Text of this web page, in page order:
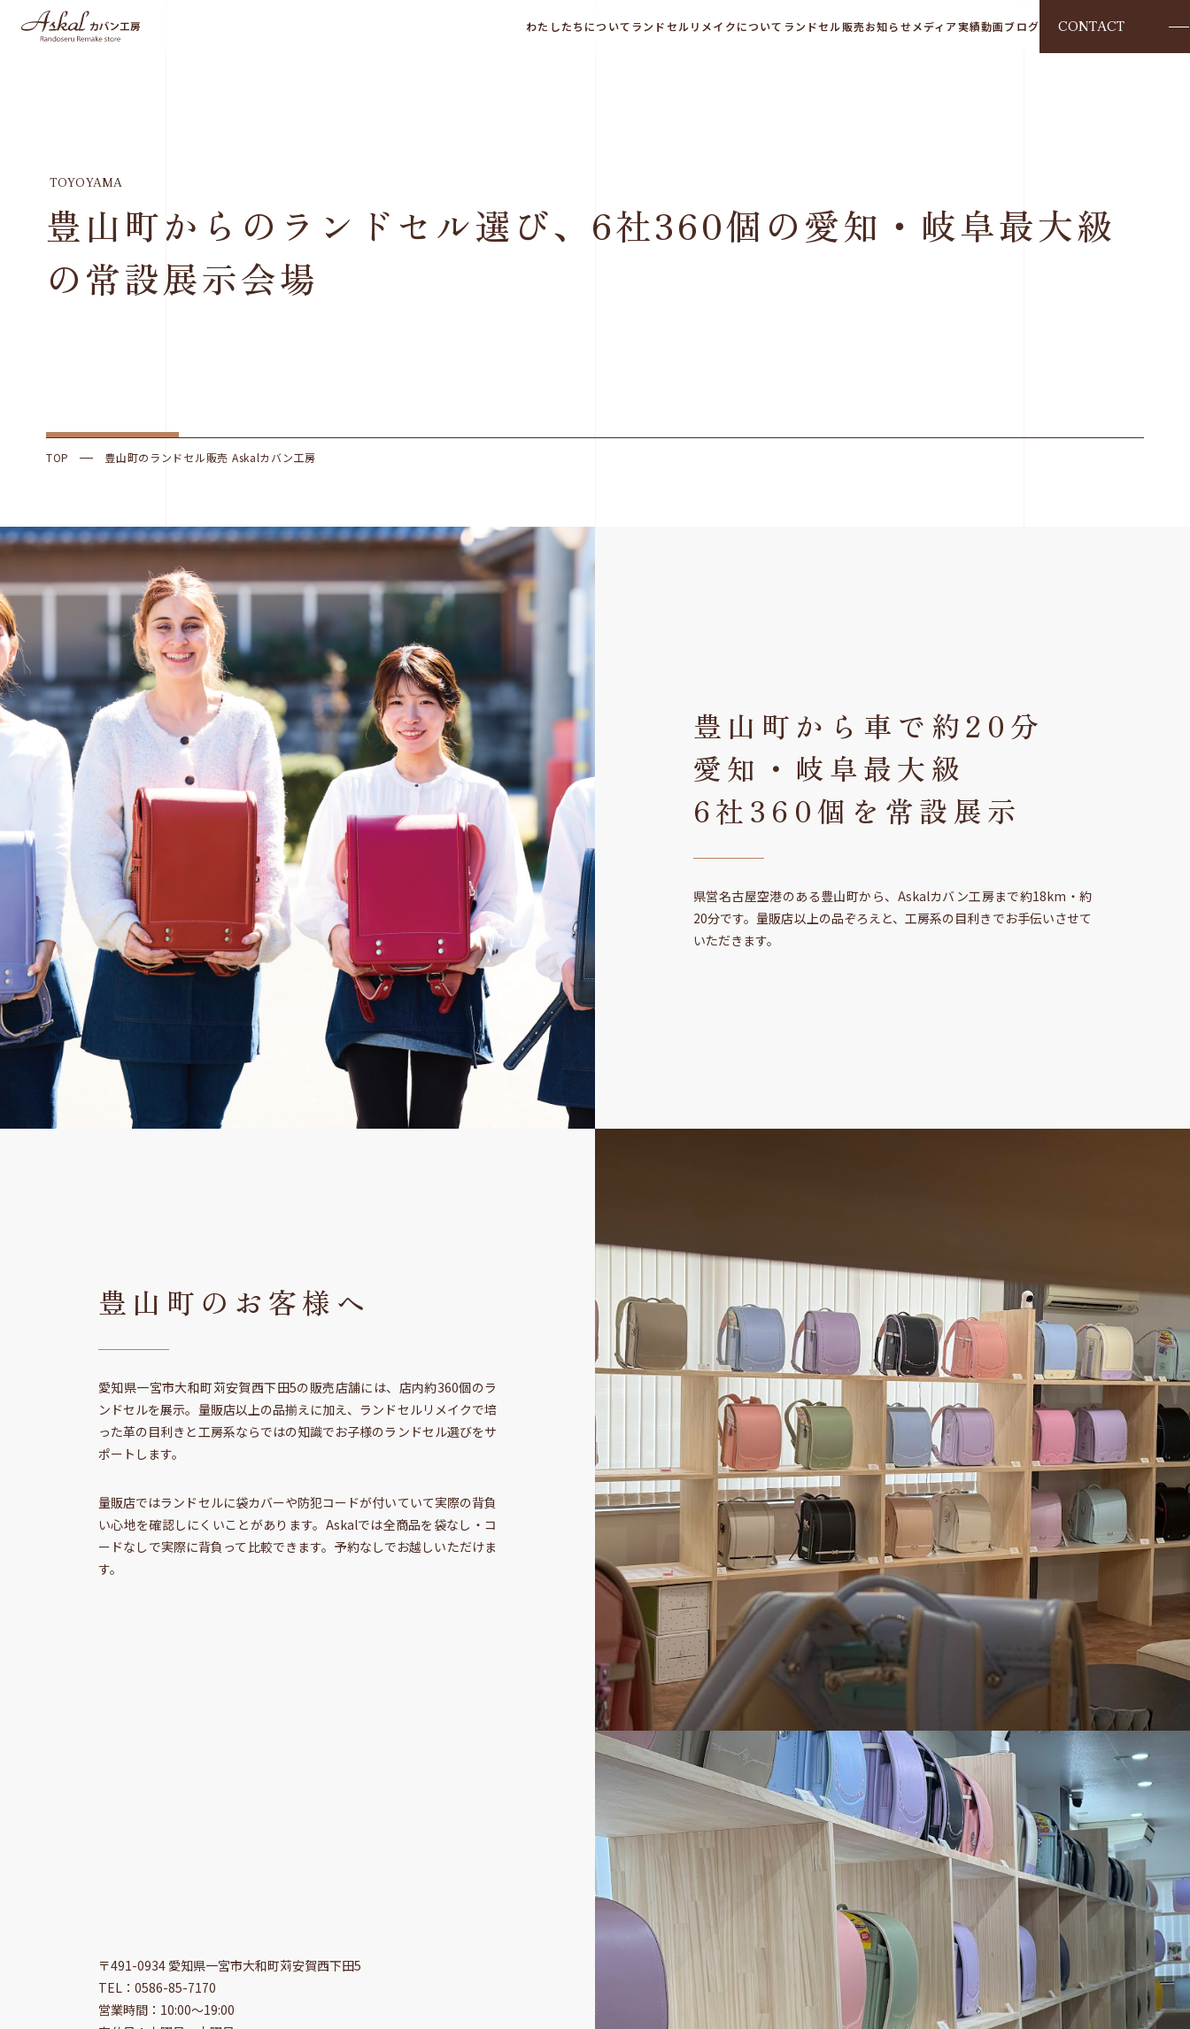
わたしたちについてランドセルリメイクについて ランドセル販売お知らせ メディア実績動画ブログ CONTACT
TOYOYAMA
豊山町からのランドセル選び、6社360個の愛知・岐阜最大級
の常設展示会場
TOP 豊山町のランドセル販売 Askalカバン工房
豊山町から車で約20分
愛知・岐阜最大級
6社360個を常設展示
県営名古屋空港のある豊山町から、Askalカバン工房まで約18km・約
20分です。量販店以上の品ぞろえと、工房系の目利きでお手伝いさせて
いただきます。
豊山町のお客様へ
愛知県一宮市大和町苅安賀西下田5の販売店舗には、店内約360個のラ
ンドセルを展示。量販店以上の品揃えに加え、ランドセルリメイクで培
った革の目利きと工房系ならではの知識でお子様のランドセル選びをサ
ポートします。
量販店ではランドセルに袋カバーや防犯コードが付いていて実際の背負
い心地を確認しにくいことがあります。Askalでは全商品を袋なし・コ
ードなしで実際に背負って比較できます。予約なしでお越しいただけま
す。
〒491-0934 愛知県一宮市大和町苅安賀西下田5
TEL：0586-85-7170
営業時間：10:00〜19:00